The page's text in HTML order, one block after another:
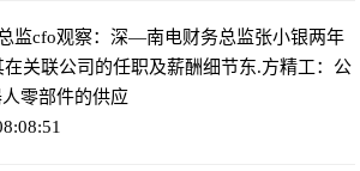
监cfo观察：深—南电财务总监张小银两年
关联公司的任职及薪酬细节东.方精工：公
零部件的供应